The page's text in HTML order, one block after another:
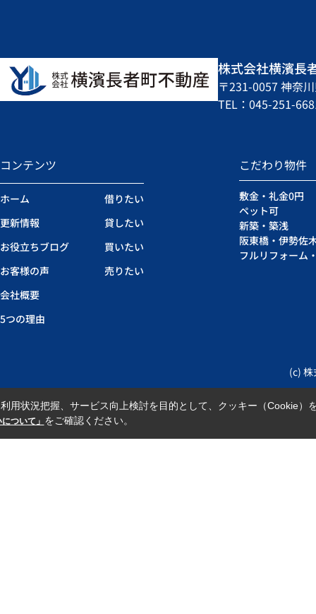
株式会社横濱長
〒231-0057 神奈
TEL：045-251-
コンテンツ
ホーム
借りたい
更新情報
貸したい
お役立ちブログ
買いたい
お客様の声
売りたい
会社概要
5つの理由
こだわり物件
敷金・礼金0円
ペット可
新築・築浅
阪東橋・伊勢佐
フルリフォーム
(c)
用状況把握、サービス向上検討を目的として、クッキー（Cookie）
ついて」 をご確認ください。